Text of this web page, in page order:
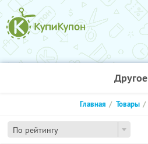
Другое
По рейтингу
Главная Товары